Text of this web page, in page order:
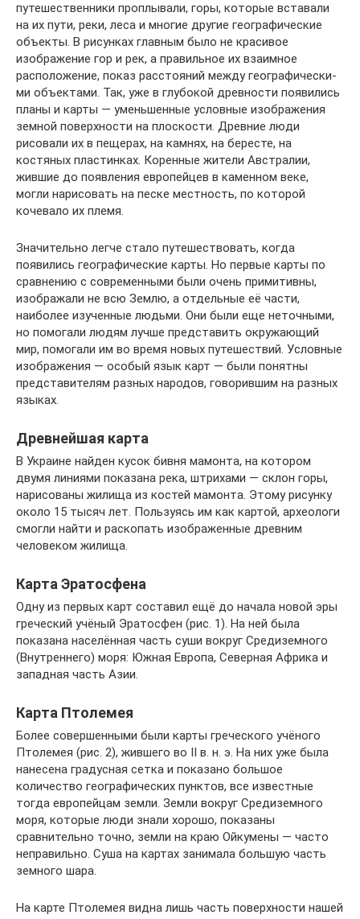
путеше­ственники проплывали, горы, которые вставали
на их пути, реки, леса и многие другие географические
объекты. В рисунках главным было не красивое
изображение гор и рек, а правильное их взаимное
расположение, показ расстояний между географически­
ми объектами. Так, уже в глубокой древности появились
планы и карты — уменьшенные условные изображения
земной поверхно­сти на плоскости. Древние люди
рисовали их в пещерах, на камнях, на бересте, на
костяных пластинках. Коренные жители Австралии,
жившие до появле­ния европейцев в каменном веке,
могли нарисовать на песке мест­ность, по которой
кочевало их племя.
Значительно легче стало путешествовать, когда
появились географические карты. Но первые карты по
сравнению с совре­менными были очень примитивны,
изображали не всю Землю, а отдельные её части,
наиболее изученные людьми. Они были еще неточными,
но помогали людям лучше представить окружающий
мир, помогали им во время но­вых путешествий. Условные
изображения — особый язык карт — были понятны
представителям разных народов, говорившим на разных
языках.
Древнейшая карта
В Украине найден кусок бивня мамонта, на кото­ром
двумя линиями показана река, штрихами — склон горы,
на­рисованы жилища из костей мамонта. Этому рисунку
около 15 тысяч лет. Пользуясь им как картой, археологи
смогли найти и раскопать изображенные древним
человеком жилища.
Карта Эратосфена
Одну из первых карт составил ещё до начала новой эры
греческий учёный Эратосфен (рис. 1). На ней была
показана населён­ная часть суши вокруг Средиземного
(Внутреннего) моря: Южная Европа, Северная Африка и
западная часть Азии.
Карта Птолемея
Более совершенными были карты греческого учёного
Пто­лемея (рис. 2), жившего во II в. н. э. На них уже была
нане­сена градусная сетка и показано большое
количество географи­ческих пунктов, все известные
тогда европейцам земли. Земли вокруг Средиземного
моря, которые лю­ди знали хорошо, показаны
сравнительно точно, земли на краю Ойкумены — часто
неправильно. Суша на картах занимала большую часть
земного шара.
На карте Птолемея видна лишь часть поверхности нашей